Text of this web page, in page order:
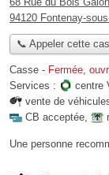
94120 Fontenay-
📞 Appeler cette
Casse - Fermée,
Services :
centre
vente de
CB acceptée,
Une personne